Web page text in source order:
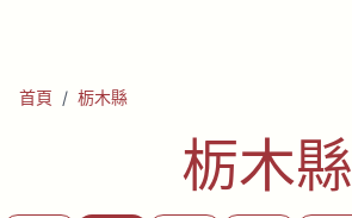
首頁 / 栃木縣
栃木縣